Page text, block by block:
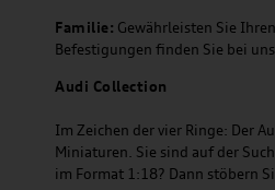
Familie: Gewährleisten Sie
Befestigungen finden Sie bei
Audi Collection
Im Zeichen der vier Ringe: Der
Miniaturen. Sie sind auf der
im Format 1:18? Dann stöbern